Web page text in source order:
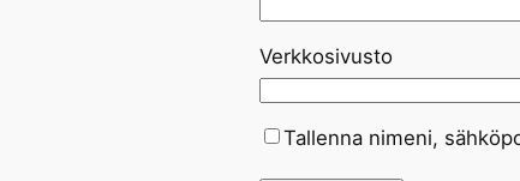
Verkkosivusto
Tallenna nimeni,